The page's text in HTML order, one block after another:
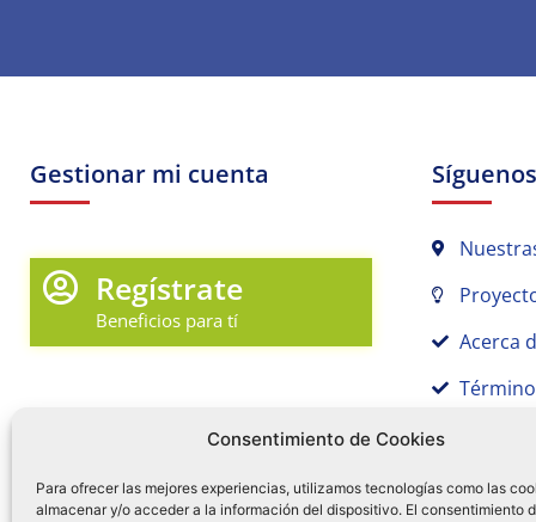
Consentimiento de Cookies
Para ofrecer las mejores experiencias, utilizamos tecnologías como las
almacenar y/o acceder a la información del dispositivo. El consentimiento
Gestionar mi cuenta
Regístrate
Beneficios para tí
Mi Cuenta en Tamex
Síguenos
Acerca
Aviso